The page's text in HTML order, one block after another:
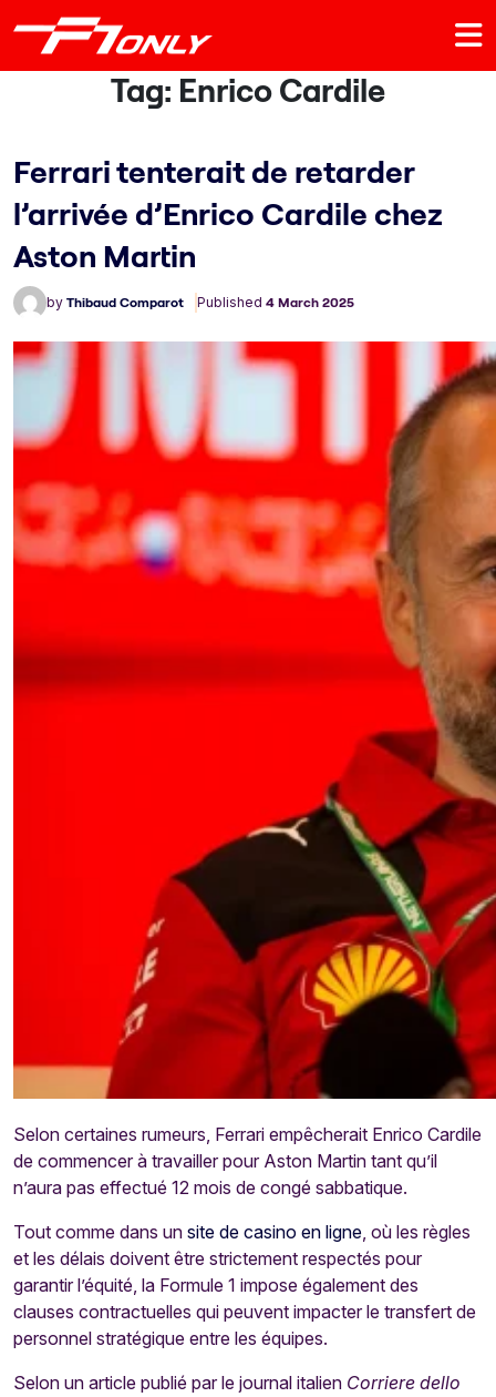
Tag: Enrico Cardile
Ferrari tenterait de retarder
l’arrivée d’Enrico Cardile chez
Aston Martin
by Thibaud Comparot Published 4 March 2025
Selon certaines rumeurs, Ferrari empêcherait Enrico Cardile
de commencer à travailler pour Aston Martin tant qu’il
n’aura pas effectué 12 mois de congé sabbatique.
Tout comme dans un site de casino en ligne, où les règles
et les délais doivent être strictement respectés pour
garantir l’équité, la Formule 1 impose également des
clauses contractuelles qui peuvent impacter le transfert de
personnel stratégique entre les équipes.
Selon un article publié par le journal italien Corriere dello